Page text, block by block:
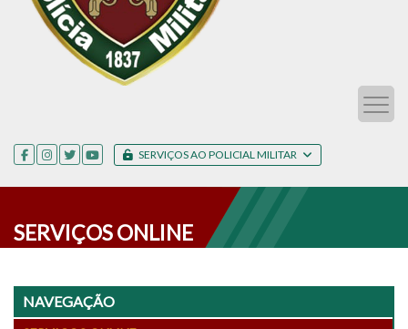
SERVIÇOS AO POLICIAL MILITAR
SERVIÇOS ONLINE
NAVEGAÇÃO